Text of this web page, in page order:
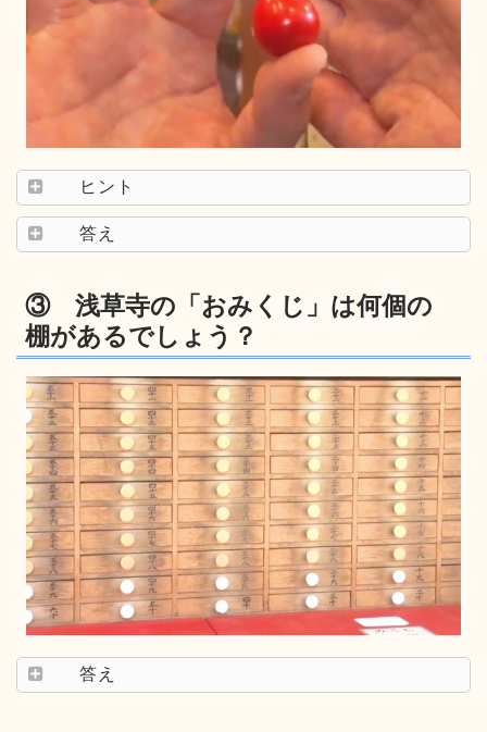
ヒント
答え
③ 浅草寺の「おみくじ」は何個の
棚があるでしょう？
答え